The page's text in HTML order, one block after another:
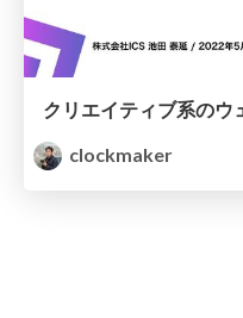
clockmaker